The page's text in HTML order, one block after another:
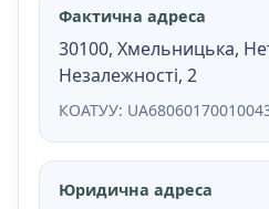
Фактична адреса
30100, Хмельницька,
Незалежності, 2
КОАТУУ:
Юридична адреса